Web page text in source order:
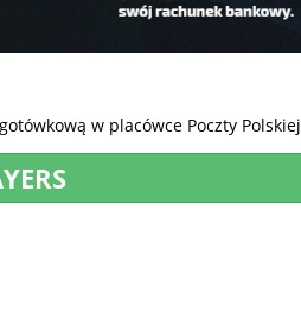
w placówce Poczty Polskiej